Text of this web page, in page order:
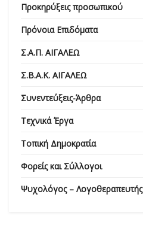
Προκηρύξεις προσωπικού
Πρόνοια Επιδόματα
Σ.Α.Π. ΑΙΓΑΛΕΩ
Σ.Β.Α.Κ. ΑΙΓΑΛΕΩ
Συνεντεύξεις-Άρθρα
Τεχνικά Έργα
Τοπική Δημοκρατία
Φορείς και Σύλλογοι
Ψυχολόγος – Λογοθεραπευτής